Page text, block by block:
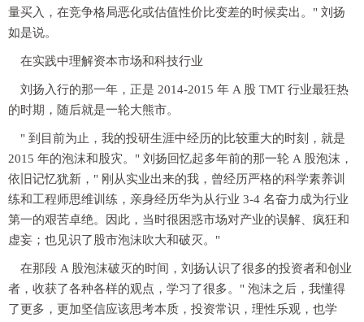
量买入，在竞争格局恶化或估值性价比变差的时候卖出。" 刘扬
如是说。
在实践中理解资本市场和科技行业
刘扬入行的那一年，正是 2014-2015 年 A 股 TMT 行业最狂热
的时期，随后就是一轮大熊市。
" 到目前为止，我的投研生涯中经历的比较重大的时刻，就是
2015 年的泡沫和股灾。" 刘扬回忆起多年前的那一轮 A 股泡沫，
依旧记忆犹新，" 刚从实业出来的我，曾经历严格的科学素养训
练和工程师思维训练，亲身经历华为从行业 3-4 名奋力成为行业
第一的艰苦卓绝。因此，当时很困惑市场对产业的误解、疯狂和
虚妄；也见识了股市泡沫吹大和破灭。"
在那段 A 股泡沫破灭的时间，刘扬认识了很多的投资者和创业
者，收获了各种各样的观点，学习了很多。" 泡沫之后，我懂得
了更多，更加坚信应该思考本质，投资常识，理性乐观，也学